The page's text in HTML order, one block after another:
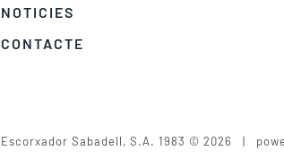
NOTICIES
CONTACTE
Escorxador Sabadell, S.A. 1983 © 2026 |